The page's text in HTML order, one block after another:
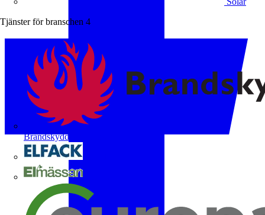
Tjänster för branschen 4
Brandskyddsföreningen